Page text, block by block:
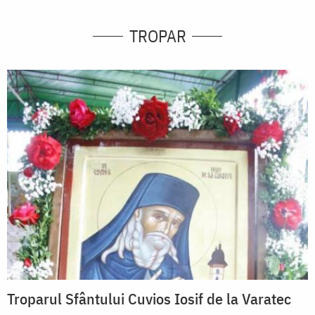
TROPAR
Troparul Sfântului Cuvios Iosif de la Varatec